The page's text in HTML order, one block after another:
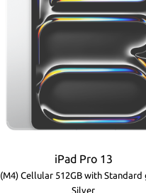
iPad Pro 13
(M4) Cellular 512GB with Standard
Silver